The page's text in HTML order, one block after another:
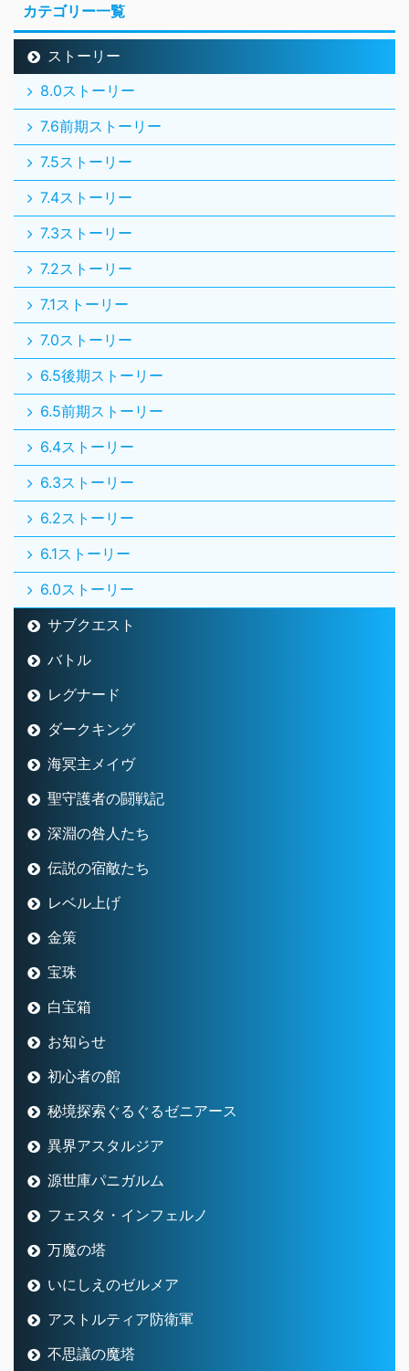
カテゴリー一覧
ストーリー
8.0ストーリー
7.6前期ストーリー
7.5ストーリー
7.4ストーリー
7.3ストーリー
7.2ストーリー
7.1ストーリー
7.0ストーリー
6.5後期ストーリー
6.5前期ストーリー
6.4ストーリー
6.3ストーリー
6.2ストーリー
6.1ストーリー
6.0ストーリー
サブクエスト
バトル
レグナード
ダークキング
海冥主メイヴ
聖守護者の闘戦記
深淵の咎人たち
伝説の宿敵たち
レベル上げ
金策
宝珠
白宝箱
お知らせ
初心者の館
秘境探索ぐるぐるゼニアース
異界アスタルジア
源世庫パニガルム
フェスタ・インフェルノ
万魔の塔
いにしえのゼルメア
アストルティア防衛軍
不思議の魔塔